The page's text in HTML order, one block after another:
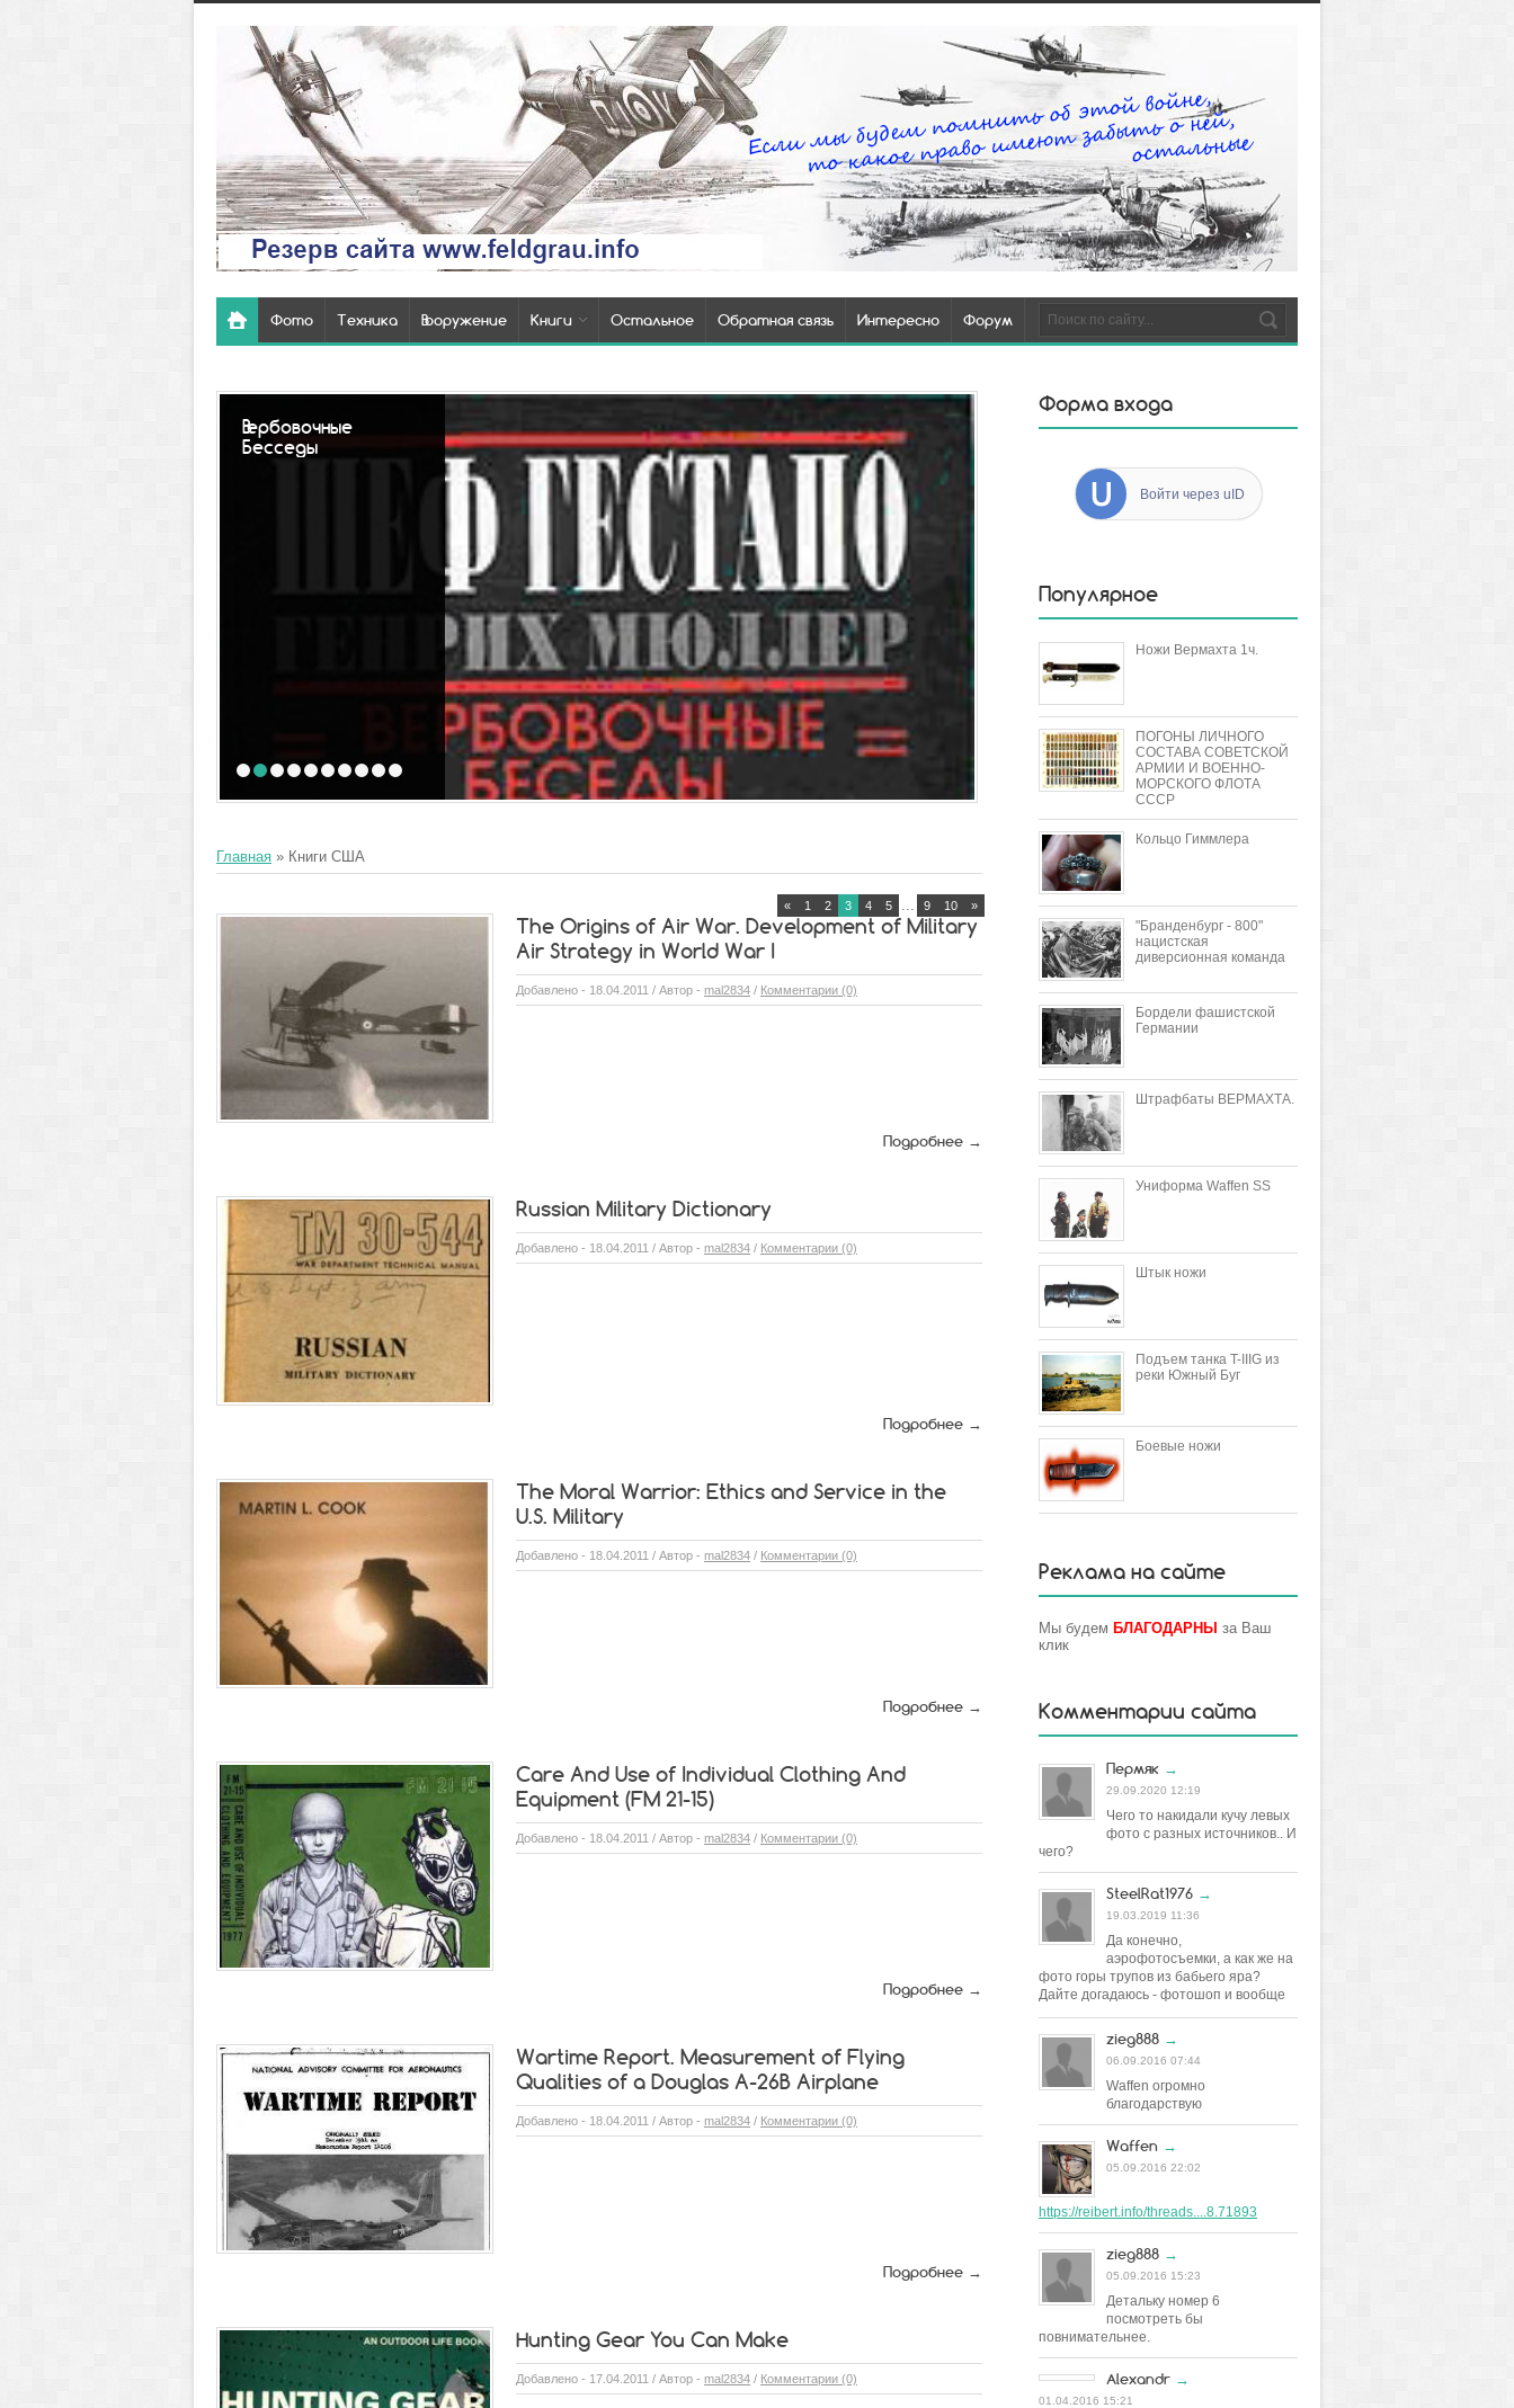
Фото Техника Вооружение Книги Остальное Обратная связь Интересно Форум
Так выглядели
похоронки
Бронетанковые
1 2 3 4 5 6 7 8 9
Главная » Книги США
« 1 2 3 4 5 9 10 »
The Origins of Air War. Development of Military
Air Strategy in World War I
Добавлено - 18.04.2011 / Автор - mal2834 / Комментарии (0)
Подробнее →
Russian Military Dictionary
Добавлено - 18.04.2011 / Автор - mal2834 / Комментарии (0)
Подробнее →
The Moral Warrior: Ethics and Service in the
U.S. Military
Добавлено - 18.04.2011 / Автор - mal2834 / Комментарии (0)
Подробнее →
Care And Use of Individual Clothing And
Equipment (FM 21-15)
Добавлено - 18.04.2011 / Автор - mal2834 / Комментарии (0)
Подробнее →
Wartime Report. Measurement of Flying
Qualities of a Douglas A-26B Airplane
Добавлено - 18.04.2011 / Автор - mal2834 / Комментарии (0)
Подробнее →
Hunting Gear You Can Make
Добавлено - 17.04.2011 / Автор - mal2834 / Комментарии (0)
Форма входа
Войти через uID
Популярное
Ножи Вермахта 1ч.
ПОГОНЫ ЛИЧНОГО
СОСТАВА СОВЕТСКОЙ
АРМИИ И ВОЕННО-
МОРСКОГО ФЛОТА
СССР
Кольцо Гиммлера
"Бранденбург - 800"
нацистская
диверсионная команда
Бордели фашистской
Германии
Штрафбаты ВЕРМАХТА.
Униформа Waffen SS
Штык ножи
Подъем танка T-IIIG из
реки Южный Буг
Боевые ножи
Реклама на сайте
Мы будем БЛАГОДАРНЫ за Ваш
клик
Комментарии сайта
Пермяк →
29.09.2020 12:19
Чего то накидали кучу левых
фото с разных источников.. И
чего?
SteelRat1976 →
19.03.2019 11:36
Да конечно,
аэрофотосъемки, а как же на
фото горы трупов из бабьего яра?
Дайте догадаюсь - фотошоп и вообще
zieg888 →
06.09.2016 07:44
Waffen огромно
благодарствую
Waffen →
05.09.2016 22:02
https://reibert.info/threads....8.71893
zieg888 →
05.09.2016 15:23
Детальку номер 6
посмотреть бы
повнимательнее.
Alexandr →
01.04.2016 15:21